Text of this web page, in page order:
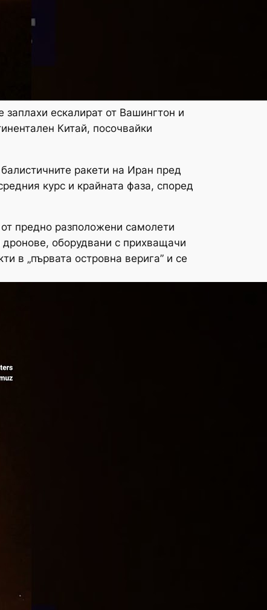
ескалират от Вашингтон и
Китай, посочвайки
ракети на Иран пред
курс и крайната фаза, според
предно разположени самолети
дронове, оборудвани с прихващачи
в „първата островна верига” и се